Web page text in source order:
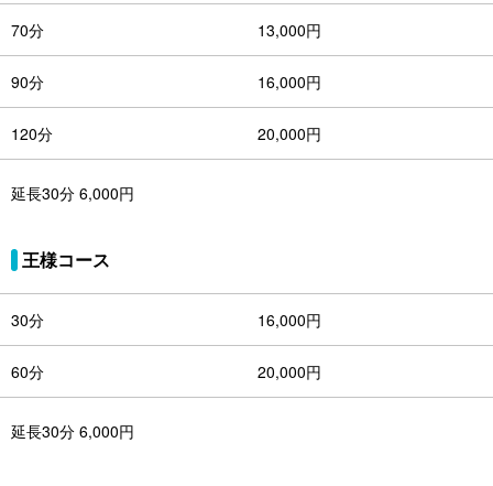
70分 13,000円
90分 16,000円
120分 20,000円
延長30分 6,000円
王様コース
30分 16,000円
60分 20,000円
延長30分 6,000円